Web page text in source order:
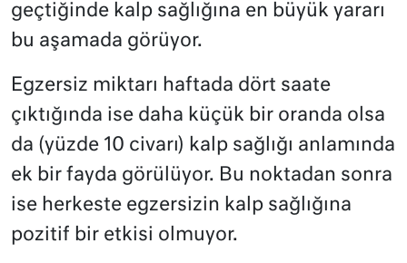
geçtiğinde kalp sağlığına en büyük yararı
bu aşamada görüyor.
Egzersiz miktarı haftada dört saate
çıktığında ise daha küçük bir oranda olsa
da (yüzde 10 civarı) kalp sağlığı anlamında
ek bir fayda görülüyor. Bu noktadan sonra
ise herkeste egzersizin kalp sağlığına
pozitif bir etkisi olmuyor.